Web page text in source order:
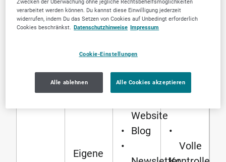
Reichweiten-
steigerung
Ads
•
Werbung
Targeting
Eigene
Website
•
Blog
•
•
Volle
Zwecken der Überwachung ohne jegliche Rechtsbehelfsmöglichkeiten
verarbeitet werden können. Du kannst diese Einwilligung jederzeit
widerrufen, indem Du das Setzen von Cookies auf Unbedingt erforderlich
Cookies beschränkst. Datenschutzhinweise Impressum
Cookie-Einstellungen
Alle ablehnen Alle Cookies akzeptieren